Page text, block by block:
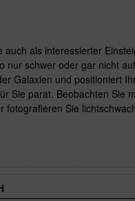
als interessierter
nur schwer oder gar nicht
Galaxien und positioniert
Sie parat. Beobachten Sie
Sie